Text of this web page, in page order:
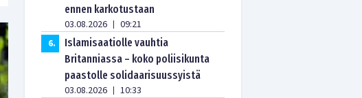
ennen karkotustaan
03.08.2026 | 09:21
6.
Islamisaatiolle vauhtia
Britanniassa – koko poliisikunta
paastolle solidaarisuussyistä
03.08.2026 | 10:33